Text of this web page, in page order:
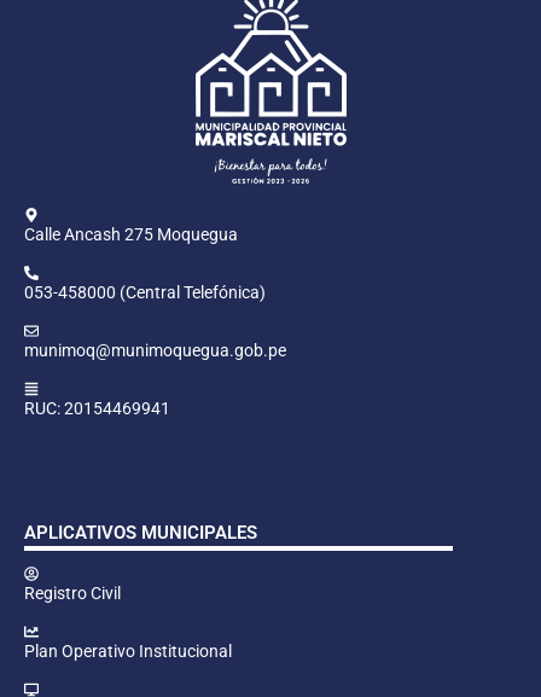
Calle Ancash 275 Moquegua
053-458000 (Central Telefónica)
munimoq@munimoquegua.gob.pe
RUC: 20154469941
APLICATIVOS MUNICIPALES
Registro Civil
Plan Operativo Institucional